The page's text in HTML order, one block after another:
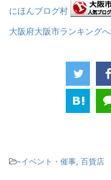
にほんブログ村
大阪府大阪市ランキングへ
-イベント・催事, 百貨店